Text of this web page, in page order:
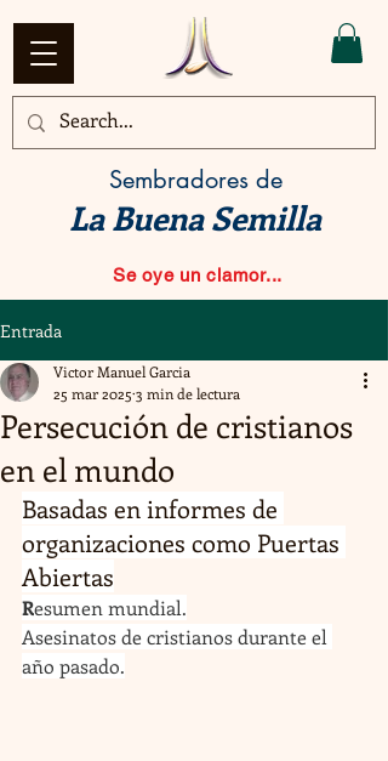
Sembradores de
La Buena Semilla
Se oye un clamor...
Entrada
Persecución de cristianos
en el mundo
Victor Manuel Garcia
25 mar 2025 3 min de lectura
Basadas en informes de
organizaciones como Puertas
Abiertas
Resumen mundial.
Asesinatos de cristianos durante el
año pasado.